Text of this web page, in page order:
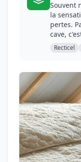
Souvent
la
pertes.
cave,
Recticel